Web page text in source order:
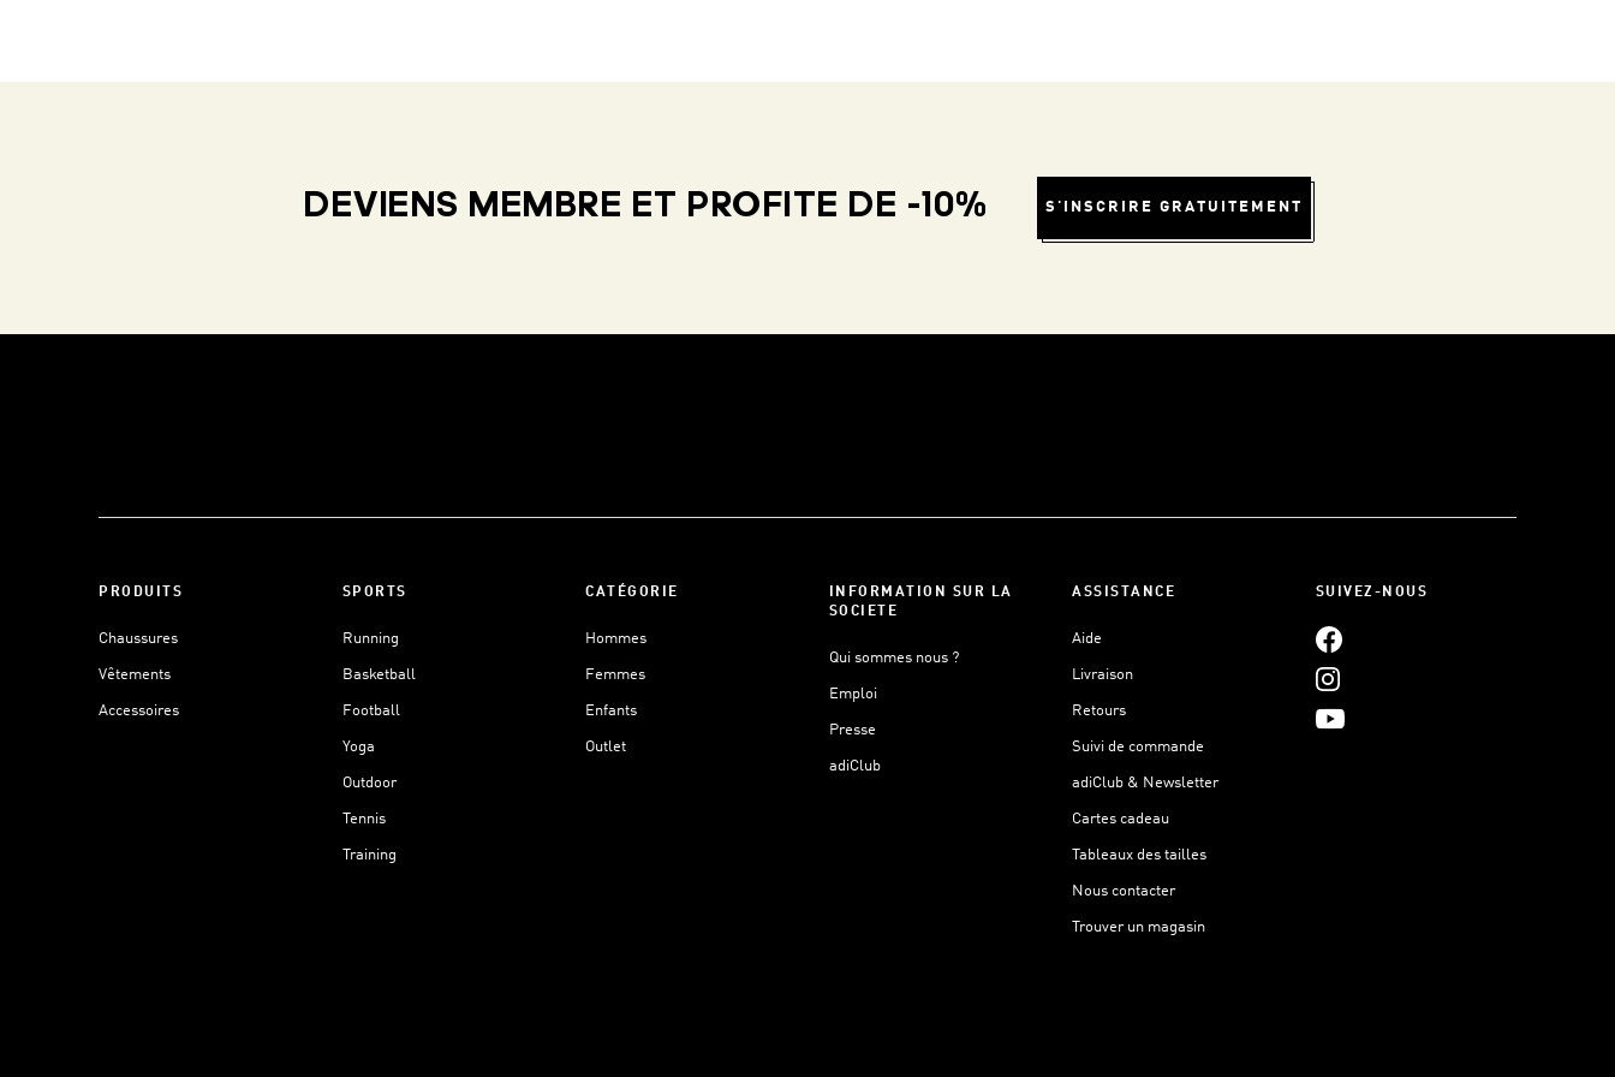
DEVIENS MEMBRE ET PROFITE DE -10% S'INSCRIRE GRATUITEMENT
PRODUITS
Chaussures
Vêtements
Accessoires
SPORTS
Running
Basketball
Football
Yoga
Outdoor
Tennis
Training
CATÉGORIE
Hommes
Femmes
Enfants
Outlet
INFORMATION SUR LA
SOCIETE
Qui sommes nous ?
Emploi
Presse
adiClub
ASSISTANCE
Aide
Livraison
Retours
Suivi de commande
adiClub & Newsletter
Cartes cadeau
Tableaux des tailles
Nous contacter
Trouver un magasin
SUIVEZ-NOUS